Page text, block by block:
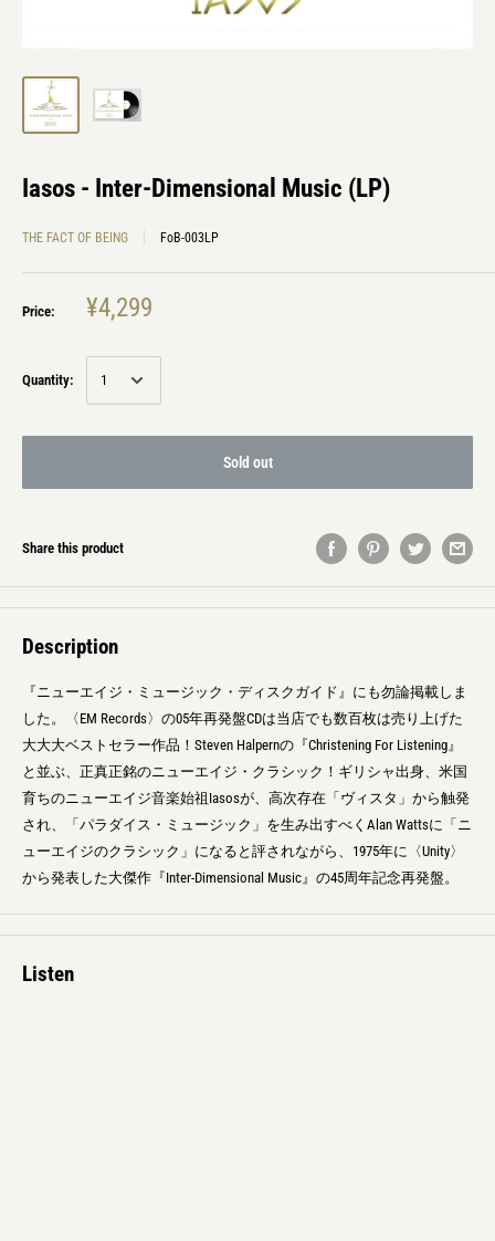
Iasos - Inter-Dimensional Music (LP)
THE FACT OF BEING FoB-003LP
Price: ¥4,299
Quantity:
Sold out
Share this product
Description
『ニューエイジ・ミュージック・ディスクガイド』にも勿論掲載しま
した。〈EM Records〉の05年再発盤CDは当店でも数百枚は売り上げた
大大大ベストセラー作品！Steven Halpernの『Christening For Listening』
と並ぶ、正真正銘のニューエイジ・クラシック！ギリシャ出身、米国
育ちのニューエイジ音楽始祖Iasosが、高次存在「ヴィスタ」から触発
され、「パラダイス・ミュージック」を生み出すべくAlan Wattsに「ニ
ューエイジのクラシック」になると評されながら、1975年に〈Unity〉
から発表した大傑作『Inter-Dimensional Music』の45周年記念再発盤。
Listen